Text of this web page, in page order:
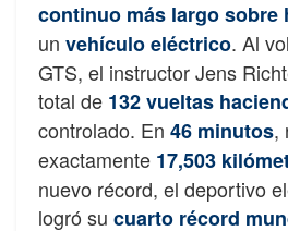
continuo más largo sobre
un vehículo eléctrico. Al
GTS, el instructor Jens
total de 132 vueltas
controlado. En 46 minutos,
exactamente 17,503
nuevo récord, el deportivo
logró su cuarto récord